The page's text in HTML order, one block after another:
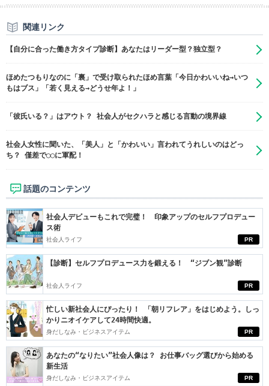
関連リンク
【自分に合った働き方タイプ診断】あなたはリーダー型？独立型？
ほめたつもりなのに「裏」で受け取られたほめ言葉「今日かわいいね→いつ
もはブス」「若く見える→どうせ年よ！」
「彼氏いる？」はアウト？ 社会人がセクハラと感じる言動の境界線
社会人女性に聞いた、「美人」と「かわいい」言われてうれしいのはどっ
ち？ 僅差で◯◯に軍配！
話題のコンテンツ
PR
社会人デビューもこれで完璧！ 印象アップのセルフプロデュー
ス術
社会人ライフ
PR
【診断】セルフプロデュース力を鍛える！ “ジブン観”診断
社会人ライフ
PR
忙しい新社会人にぴったり！ 「朝リフレア」をはじめよう。しっ
かりニオイケアして24時間快適。
身だしなみ・ビジネスアイテム
PR
あなたの“なりたい”社会人像は？ お仕事バッグ選びから始める
新生活
身だしなみ・ビジネスアイテム